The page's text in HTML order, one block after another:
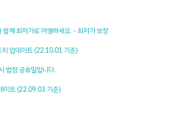
께 최저가로 여행하세요. - 최저가 보장
치 업데이트 (22.10.01 기준)
법정 공휴일입니다.
이트 (22.09.03 기준)